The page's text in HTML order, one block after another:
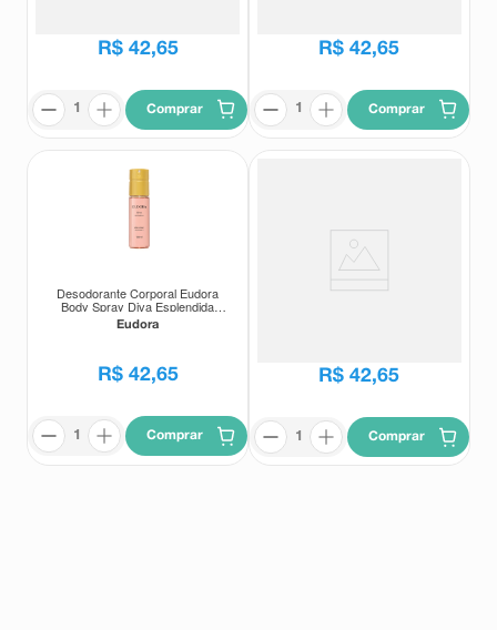
R$ 42,65
Comprar
R$ 42,65
Comprar
Desodorante Corporal Eudora
Body Spray Diva Esplendida
100ml
Eudora
R$ 42,65
Comprar
Desodorante Corporal Body Spray
R$ 42,65
Comprar